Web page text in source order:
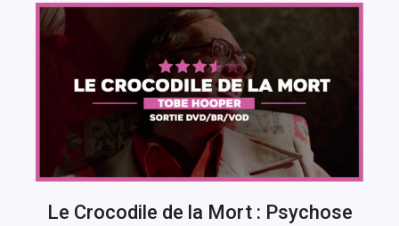
Le Crocodile de la Mort : Psychose